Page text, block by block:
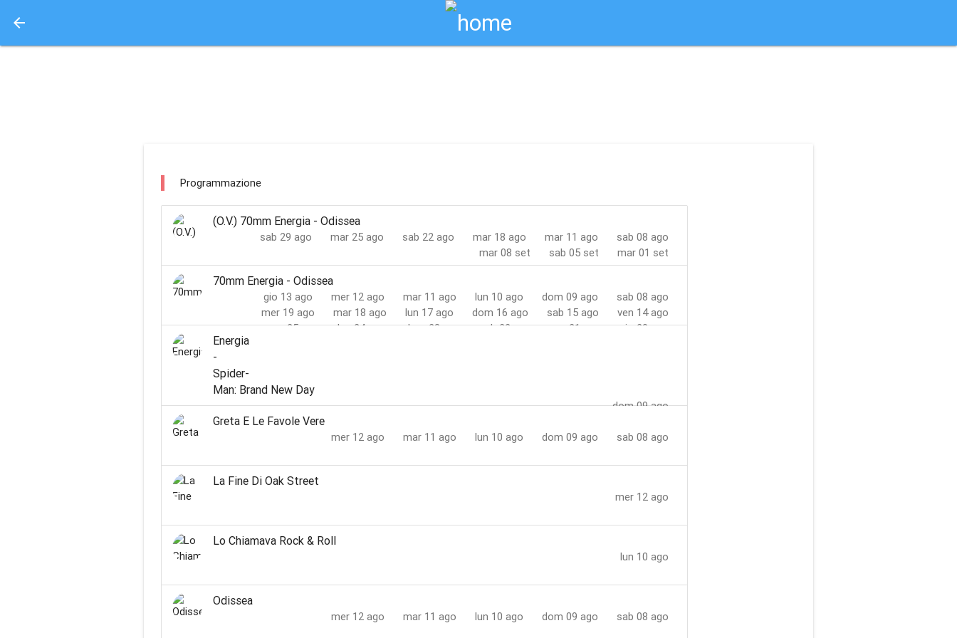
arrow_back
Programmazione
(O.V.) 70mm Energia - Odissea
sab 08 ago
mar 11 ago
mar 18 ago
sab 22 ago
mar 25 ago
sab 29 ago
mar 01 set
sab 05 set
mar 08 set
70mm Energia - Odissea
sab 08 ago
dom 09 ago
lun 10 ago
mar 11 ago
mer 12 ago
gio 13 ago
ven 14 ago
sab 15 ago
dom 16 ago
lun 17 ago
mar 18 ago
mer 19 ago
gio 20 ago
ven 21 ago
sab 22 ago
dom 23 ago
lun 24 ago
mar 25 ago
Energia
-
Spider-
Man: Brand New Day
dom 09 ago
Greta E Le Favole Vere
sab 08 ago
dom 09 ago
lun 10 ago
mar 11 ago
mer 12 ago
La Fine Di Oak Street
mer 12 ago
Lo Chiamava Rock & Roll
lun 10 ago
Odissea
sab 08 ago
dom 09 ago
lun 10 ago
mar 11 ago
mer 12 ago